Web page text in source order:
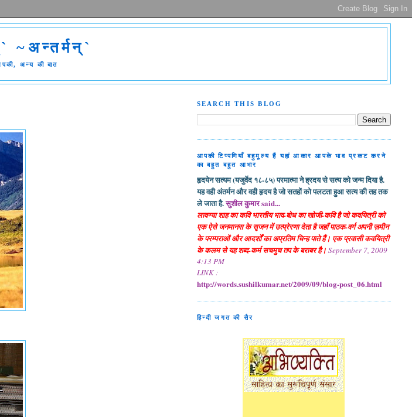
~अन्तर्मन्`
अन्य की बात
SEARCH THIS BLOG
आपकी टिप्पणियाँ बहुमूल्य हैं यहां आकार आपके भाव प्रकट करने
का बहुत बहुत आभार
हृदयेन सत्यम (यजुर्वेद १८-८५) परमात्मा ने ह्रदय से सत्य को जन्म दिया है.
यह वही अंतर्मन और वही हृदय है जो सतहों को पलटता हुआ सत्य की तह तक
ले जाता है.सुशील कुमार said...
लावण्या शाह का कवि भारतीय भाव-बोध का खोजी-कवि है जो कवयित्री को
एक ऐसे जनमानस के सृजन में उत्प्रेरणा देता है जहाँ पाठक-वर्ग अपनी ज़मीन
के परम्पराओं और आदर्शों का अप्रतिम चिन्ह पाते हैं। एक प्रवासी कवयित्री
के कलम से यह शब्द-कर्म सचमुच तप के बराबर है। September 7, 2009
4:13 PM
LINK :
http://words.sushilkumar.net/2009/09/blog-post_06.html
हिन्दी जगत की सैर